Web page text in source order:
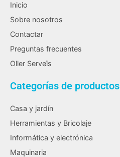
Inicio
Sobre nosotros
Contactar
Preguntas frecuentes
Oller Serveïs
Categorías de productos
Casa y jardín
Herramientas y Bricolaje
Informática y electrónica
Maquinaria